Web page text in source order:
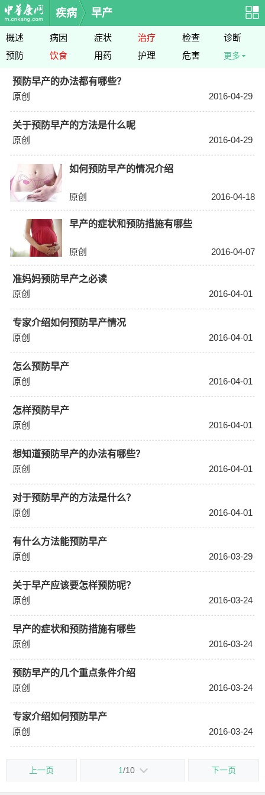
疾病 早产
概述 病因 症状 治疗 检查
诊断
预防
饮食 用药 护理 危害 更多
预防早产的办法都有哪些？
原创
2016-04-29
关于预防早产的方法是什么呢
原创
2016-04-29
如何预防早产的情况介绍
原创 2016-04-18
早产的症状和预防措施有哪些
原创 2016-04-07
准妈妈预防早产之必读
原创
2016-04-01
专家介绍如何预防早产情况
原创
2016-04-01
怎么预防早产
原创
2016-04-01
怎样预防早产
原创
2016-04-01
想知道预防早产的办法有哪些？
原创
2016-04-01
对于预防早产的方法是什么？
原创
2016-04-01
有什么方法能预防早产
原创
2016-03-29
关于早产应该要怎样预防呢？
原创
2016-03-24
早产的症状和预防措施有哪些
原创
2016-03-24
预防早产的几个重点条件介绍
原创
2016-03-24
专家介绍如何预防早产
原创
2016-03-24
上一页 1/10 下一页